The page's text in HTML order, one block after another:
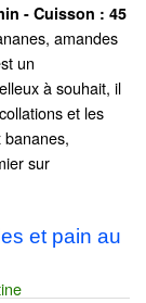
- Cuisson : 45
amandes
un
à souhait, il
et les
bananes,
sur
et pain au